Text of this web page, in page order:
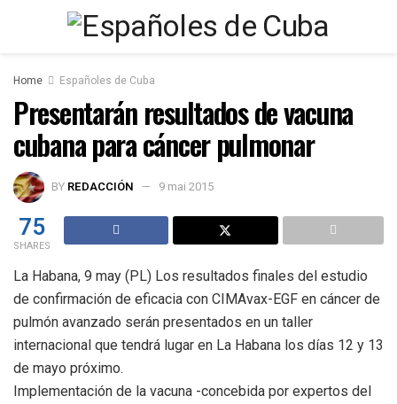
Home Españoles de Cuba
Presentarán resultados de vacuna
cubana para cáncer pulmonar
BY REDACCIÓN 9 mai 2015
75
SHARES
La Habana, 9 may (PL) Los resultados finales del estudio
de confirmación de eficacia con CIMAvax-EGF en cáncer de
pulmón avanzado serán presentados en un taller
internacional que tendrá lugar en La Habana los días 12 y 13
de mayo próximo.
Implementación de la vacuna -concebida por expertos del